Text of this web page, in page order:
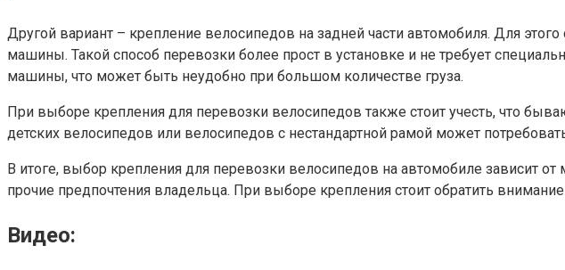
Другой вариант – крепление велосипедов на задней части автомобиля. Для
машины. Такой способ перевозки более прост в установке и не требует
машины, что может быть неудобно при большом количестве груза.
При выборе крепления для перевозки велосипедов также стоит учесть, что
детских велосипедов или велосипедов с нестандартной рамой может
В итоге, выбор крепления для перевозки велосипедов на автомобиле зависит
прочие предпочтения владельца. При выборе крепления стоит обратить
Видео: